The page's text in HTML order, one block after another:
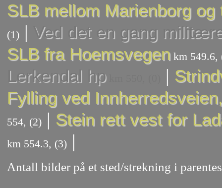
SLB mellom Marienborg
(1) | Ved det en gang
SLB fra Hoemsvegen km 549.6,
Lerkendal hpkm 550, (0) |
Fylling ved
554, (2) | Stein rett vest for
km 554.3, (3) |
Antall bilder på et sted/strekning i